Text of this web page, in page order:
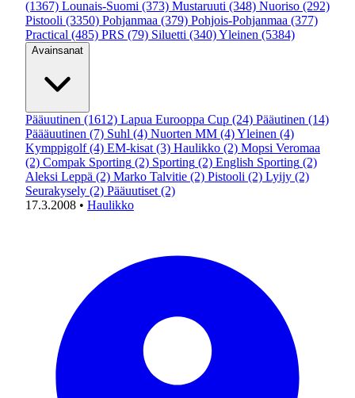
(1367) Lounais-Suomi (373) Mustaruuti (348) Nuoriso (292)
Pistooli (3350) Pohjanmaa (379) Pohjois-Pohjanmaa (377)
Practical (485) PRS (79) Siluetti (340)Yleinen (5384)
Avainsanat
Pääuutinen (1612) Lapua Eurooppa Cup (24) Pääutinen (14)
Päääuutinen (7) Suhl (4) Nuorten MM (4)Yleinen (4)
Kymppigolf (4) EM-kisat (3) Haulikko (2) Mopsi Veromaa
(2) Compak Sporting (2) Sporting (2) English Sporting (2)
Aleksi Leppä (2) Marko Talvitie (2) Pistooli (2) Lyijy (2)
Seurakysely (2) Pääuutiset (2)
17.3.2008 • Haulikko